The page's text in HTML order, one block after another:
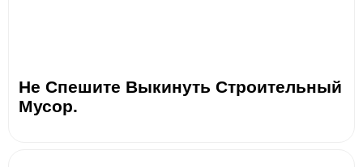
Не Спешите Выкинуть Строительный
Мусор.